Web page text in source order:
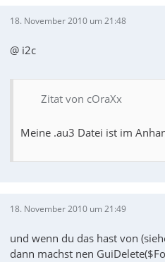
18. November 2010 um 21:48
@ i2c
Zitat von cOraXx
Meine .au3 Datei ist im
18. November 2010 um 21:49
und wenn du das hast von
dann machst nen